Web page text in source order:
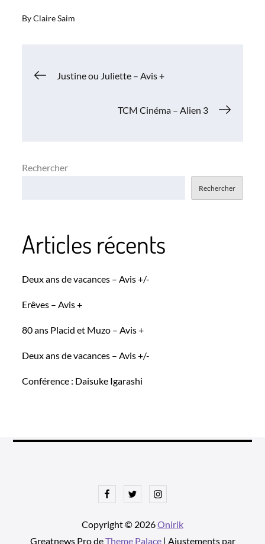
ByClaire Saim
Navigation
Justine ou Juliette – Avis +
TCM Cinéma – Alien 3
Rechercher
Rechercher
Articles récents
Deux ans de vacances – Avis +/-
Erêves – Avis +
80 ans Placid et Muzo – Avis +
Deux ans de vacances – Avis +/-
Conférence : Daisuke Igarashi
FacebookTwitterInstagram
Copyright © 2026Onirik
Greatnews Pro deTheme Palace| Ajustements par